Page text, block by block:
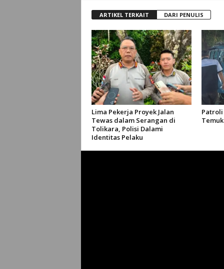
ARTIKEL TERKAIT DARI PENULIS
Lima Pekerja Proyek Jalan
Tewas dalam Serangan di
Tolikara, Polisi Dalami
Identitas Pelaku
Patroli